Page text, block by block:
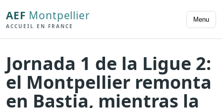
AEF Montpellier
ACCUEIL EN FRANCE
Menu
Jornada 1 de la Ligue 2:
el Montpellier remonta
en Bastia, mientras la